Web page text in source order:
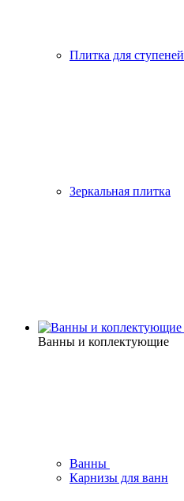
Плитка для ступеней
Зеркальная плитка
Ванны и коплектующие
Ванны
Карнизы для ванн